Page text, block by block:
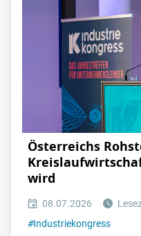
Österreichs
wird
08.07.2026
#Industriekongress